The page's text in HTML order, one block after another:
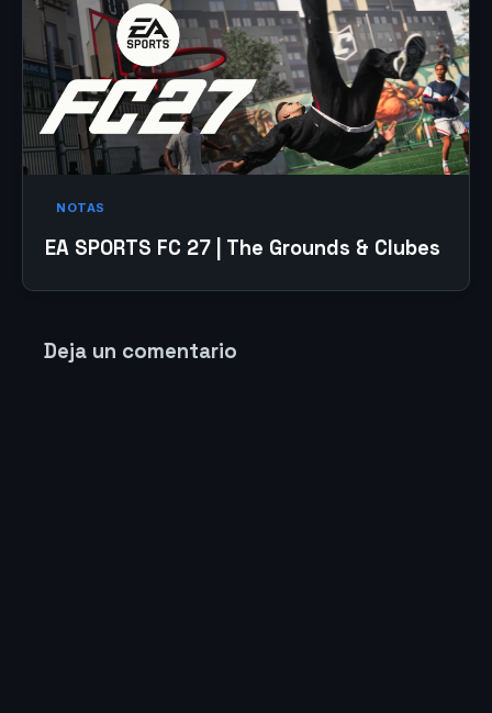
NOTAS
EA SPORTS FC 27 | The Grounds & Clubes
Deja un comentario